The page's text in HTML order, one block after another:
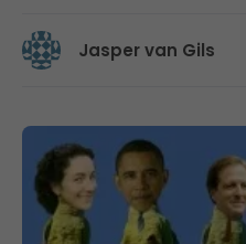
Jasper van Gils